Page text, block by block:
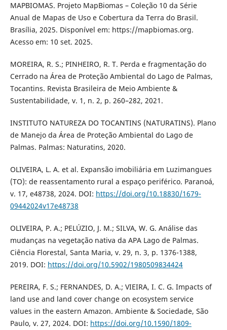
MAPBIOMAS. Projeto MapBiomas – Coleção 10 da Série
Anual de Mapas de Uso e Cobertura da Terra do Brasil.
Brasília, 2025. Disponível em: https://mapbiomas.org.
Acesso em: 10 set. 2025.
MOREIRA, R. S.; PINHEIRO, R. T. Perda e fragmentação do
Cerrado na Área de Proteção Ambiental do Lago de Palmas,
Tocantins. Revista Brasileira de Meio Ambiente &
Sustentabilidade, v. 1, n. 2, p. 260–282, 2021.
INSTITUTO NATUREZA DO TOCANTINS (NATURATINS). Plano
de Manejo da Área de Proteção Ambiental do Lago de
Palmas. Palmas: Naturatins, 2020.
OLIVEIRA, L. A. et al. Expansão imobiliária em Luzimangues
(TO): de reassentamento rural a espaço periférico. Paranoá,
v. 17, e48738, 2024. DOI: https://doi.org/10.18830/1679-
09442024v17e48738
OLIVEIRA, P. A.; PELÚZIO, J. M.; SILVA, W. G. Análise das
mudanças na vegetação nativa da APA Lago de Palmas.
Ciência Florestal, Santa Maria, v. 29, n. 3, p. 1376-1388,
2019. DOI: https://doi.org/10.5902/1980509834424
PEREIRA, F. S.; FERNANDES, D. A.; VIEIRA, I. C. G. Impacts of
land use and land cover change on ecosystem service
values in the eastern Amazon. Ambiente & Sociedade, São
Paulo, v. 27, 2024. DOI: https://doi.org/10.1590/1809-